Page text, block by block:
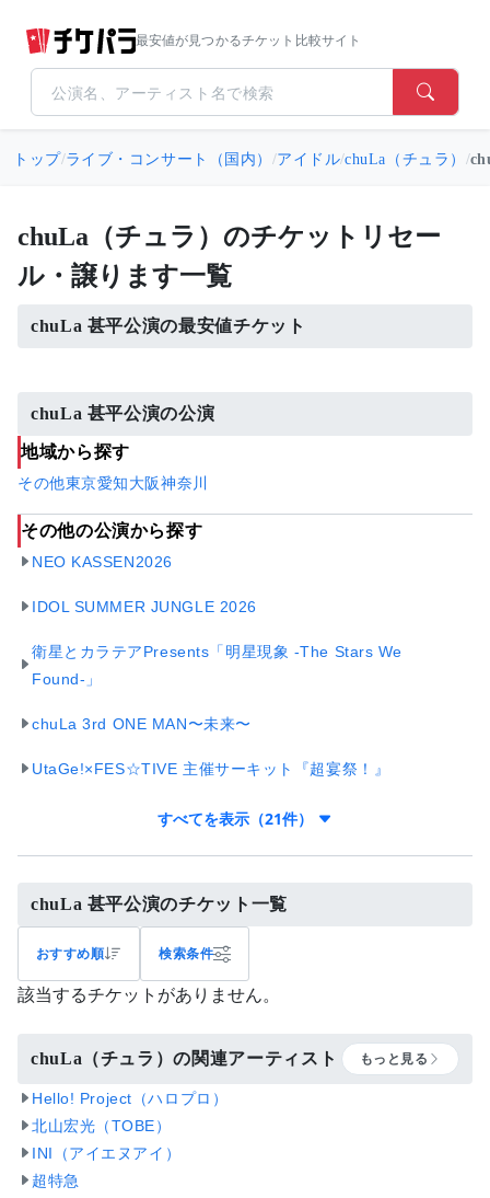
最安値が見つかるチケット比較サイト
トップ/ライブ・コンサート（国内） /アイドル/chuLa（チュラ） /
chuLa（チュラ）のチケットリセー
ル・譲ります一覧
chuLa 甚平公演の最安値チケット
chuLa 甚平公演の公演
地域から探す
その他東京愛知大阪神奈川
その他の公演から探す
NEO KASSEN2026
IDOL SUMMER JUNGLE 2026
衛星とカラテアPresents「明星現象 -The Stars We
Found-」
chuLa 3rd ONE MAN〜未来〜
UtaGe!×FES☆TIVE 主催サーキット『超宴祭！』
すべてを表示（21件）
chuLa 甚平公演のチケット一覧
おすすめ順 検索条件
該当するチケットがありません。
chuLa（チュラ）の関連アーティスト もっと見る
Hello! Project（ハロプロ）
北山宏光（TOBE）
INI（アイエヌアイ）
超特急